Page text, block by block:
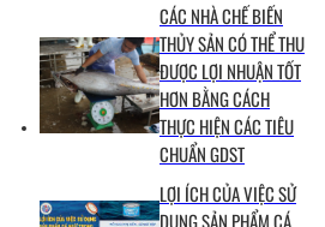
CÁC NHÀ CHẾ BIẾN
THỦY SẢN CÓ THỂ THU
ĐƯỢC LỢI NHUẬN TỐT
HƠN BẰNG CÁCH
THỰC HIỆN CÁC TIÊU
CHUẨN GDST
LỢI ÍCH CỦA VIỆC SỬ
DỤNG SẢN PHẨM CÁ